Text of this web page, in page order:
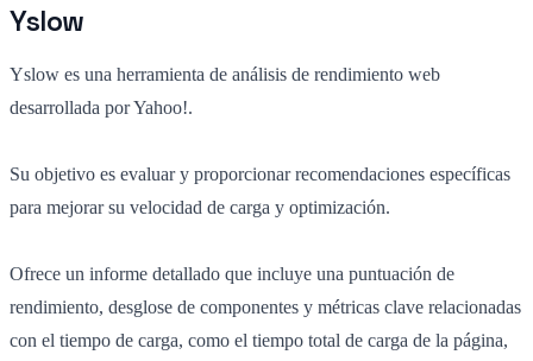
Yslow
Yslow es una herramienta de análisis de rendimiento web
desarrollada por Yahoo!.
Su objetivo es evaluar y proporcionar recomendaciones específicas
para mejorar su velocidad de carga y optimización.
Ofrece un informe detallado que incluye una puntuación de
rendimiento, desglose de componentes y métricas clave relacionadas
con el tiempo de carga, como el tiempo total de carga de la página,